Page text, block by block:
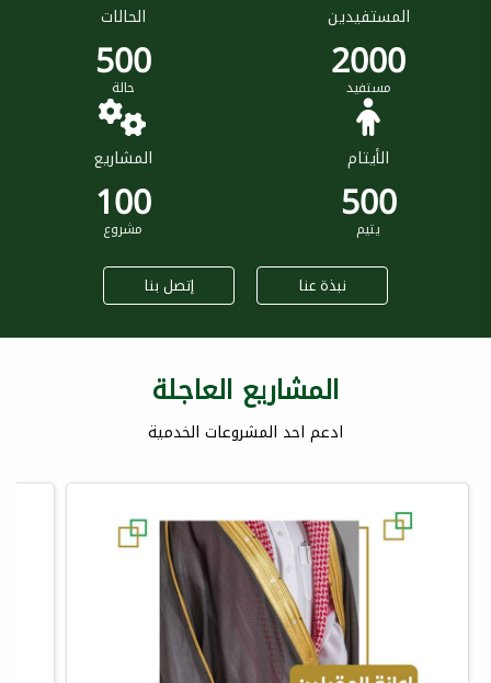
المستفيدين
2000
مستفيد
الحالات
500
حالة
الأيتام
500
يتيم
المشاريع
100
مشروع
نبذة عنا إتصل بنا
المشاريع العاجلة
ادعم احد المشروعات الخدمية